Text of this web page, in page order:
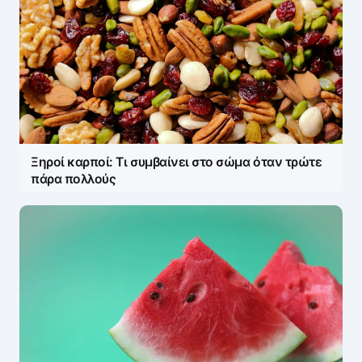
Η ηλ. διεύθυνση σας δεν δημοσιεύεται. Τα
υποχρεωτικά πεδία σημειώνονται με*
Message*
Ξηροί καρποί: Τι συμβαίνει στο σώμα όταν τρώτε
πάρα πολλούς